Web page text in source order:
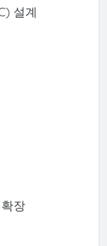
설계
장